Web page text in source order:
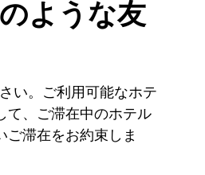
ような友
い。ご利用可能なホテ
て、ご滞在中のホテル
滞在をお約束しま